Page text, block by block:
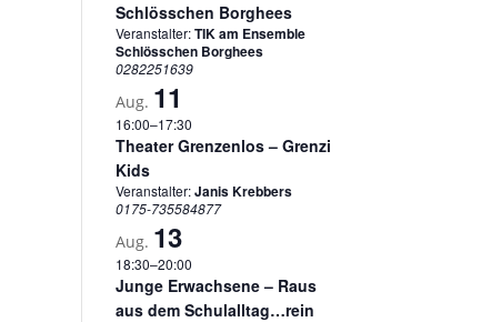
Schlösschen Borghees
Veranstalter:TIK am Ensemble
Schlösschen Borghees
0282251639
Aug. 11
16:00–17:30
Theater Grenzenlos – Grenzi
Kids
Veranstalter:Janis Krebbers
0175-735584877
Aug. 13
18:30–20:00
Junge Erwachsene – Raus
aus dem Schulalltag…rein